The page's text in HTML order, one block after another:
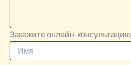
Закажите онлайн-консультацию